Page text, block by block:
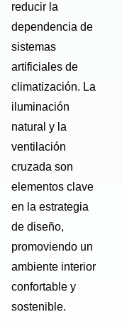
reducir la
dependencia de
sistemas
artificiales de
climatización. La
iluminación
natural y la
ventilación
cruzada son
elementos clave
en la estrategia
de diseño,
promoviendo un
ambiente interior
confortable y
sostenible.